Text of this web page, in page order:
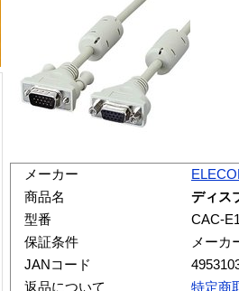
メーカー
商品名
ディス
型番
CAC-
保証条件
メーカ
JANコード
返品について
特定商